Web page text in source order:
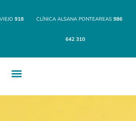
918 CLÍNICA ALSANA PONTEAREAS 986
642 310